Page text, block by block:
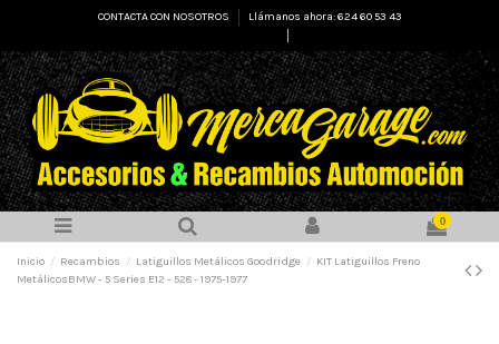
CONTACTA CON NOSOTROS
Llámanos ahora: 624 60 53 43
0
Inicio Recambios Latiguillos Metálicos Goodridge
KIT Latiguillos Freno
MetálicosBMW - 5 Series E12 - 528 - 1975-1977